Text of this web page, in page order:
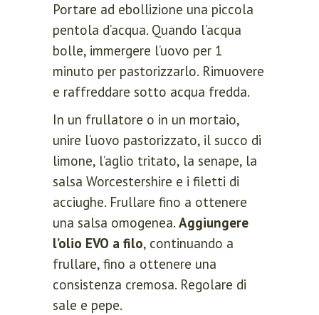
Portare ad ebollizione una piccola
pentola d’acqua. Quando l’acqua
bolle, immergere l’uovo per 1
minuto per pastorizzarlo. Rimuovere
e raffreddare sotto acqua fredda.
In un frullatore o in un mortaio,
unire l’uovo pastorizzato, il succo di
limone, l’aglio tritato, la senape, la
salsa Worcestershire e i filetti di
acciughe. Frullare fino a ottenere
una salsa omogenea. Aggiungere
l’olio EVO a filo, continuando a
frullare, fino a ottenere una
consistenza cremosa. Regolare di
sale e pepe.